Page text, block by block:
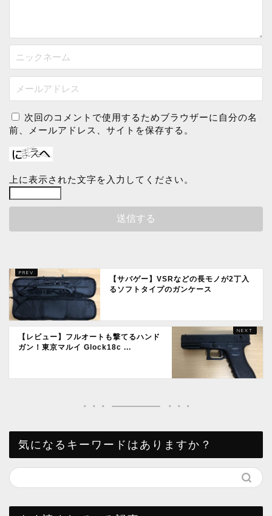
次回のコメントで使用するためブラウザーに自分の名
前、メールアドレス、サイトを保存する。
上に表示された文字を入力してください。
【サバゲー】VSRなどの長モノが2丁入
るソフトタイプのガンケース
【レビュー】フルオートも撃てるハンド
ガン！東京マルイ Glock18c ...
気になるキーワードはありますか？